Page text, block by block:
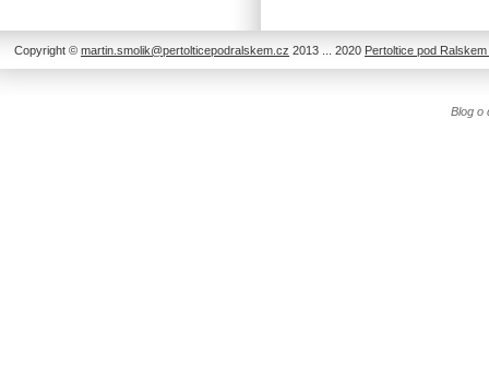
Copyright © martin.smolik@pertolticepodralskem.cz 2013 ... 2020 Pertoltice pod
Blog o